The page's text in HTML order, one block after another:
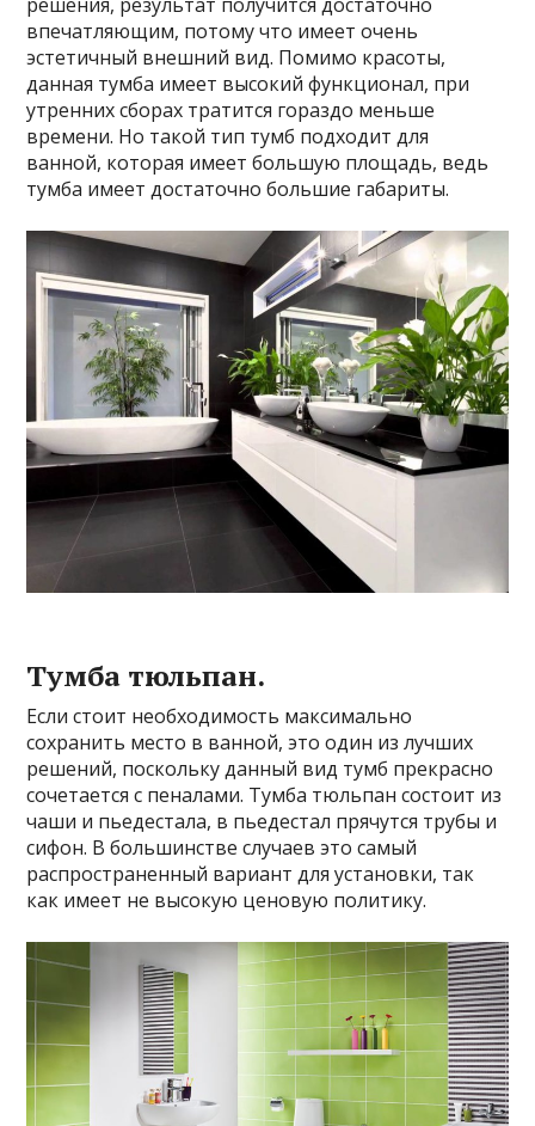
впечатляющим, потому что имеет очень
эстетичный внешний вид. Помимо красоты,
данная тумба имеет высокий функционал, при
утренних сборах тратится гораздо меньше
времени. Но такой тип тумб подходит для
ванной, которая имеет большую площадь, ведь
тумба имеет достаточно большие габариты.
Тумба тюльпан.
Если стоит необходимость максимально
сохранить место в ванной, это один из лучших
решений, поскольку данный вид тумб прекрасно
сочетается с пеналами. Тумба тюльпан состоит из
чаши и пьедестала, в пьедестал прячутся трубы и
сифон. В большинстве случаев это самый
распространенный вариант для установки, так
как имеет не высокую ценовую политику.